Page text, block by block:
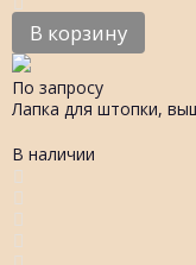
В корзину
По запросу
Лапка для штопки,
В наличии